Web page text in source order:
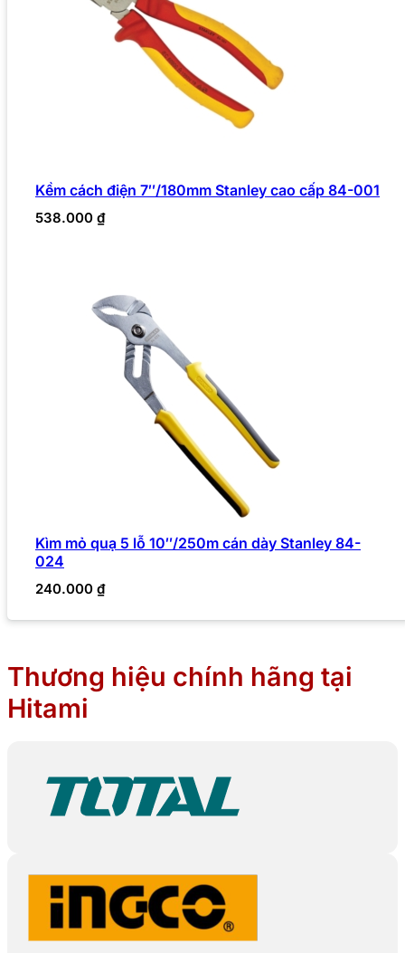
Kềm cách điện 7″/180mm Stanley cao cấp 84-001
538.000 ₫
Kìm mỏ quạ 5 lỗ 10″/250m cán dày Stanley 84-
024
240.000 ₫
Thương hiệu chính hãng tại
Hitami